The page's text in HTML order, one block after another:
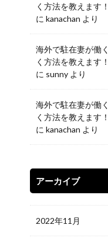
く方法を教えます！
に kanachan より
海外で駐在妻が働
く方法を教えます！
に sunny より
海外で駐在妻が働
く方法を教えます！
に kanachan より
アーカイブ
2022年11月